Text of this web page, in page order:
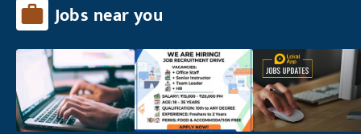
Jobs near you